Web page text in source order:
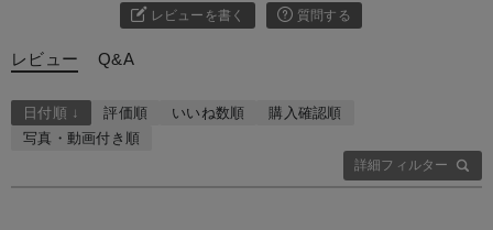
レビューを書く 質問する
レビュー Q&A
詳細フィルター
日付順 ↓ 評価順 いいね数順
購入確認順
写真・動画付き順